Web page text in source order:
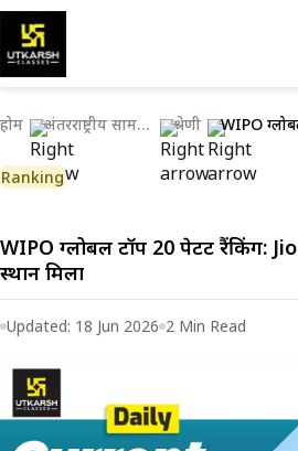
होम अंतरराष्ट्रीय सामयिकी श्रेणी
Ranking
WIPO ग्लोबल टॉप 20 पेटेंट रैंकिंग:
स्थान मिला
Updated: 18 Jun 2026 2 Min Read